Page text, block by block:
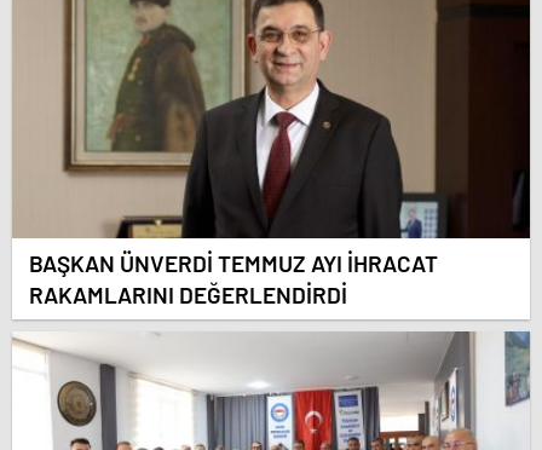
BAŞKAN ÜNVERDİ TEMMUZ AYI İHRACAT
RAKAMLARINI DEĞERLENDİRDİ